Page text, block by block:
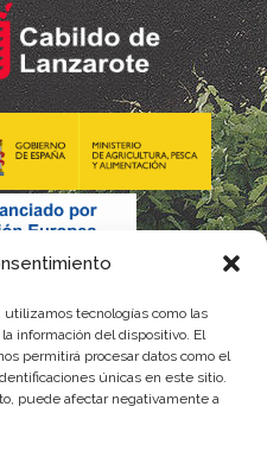
utilizamos tecnologías como las
información del dispositivo. El
permitirá procesar datos como el
únicas en este sitio.
puede afectar negativamente a
realizada por este Consejo
por el Gobierno de